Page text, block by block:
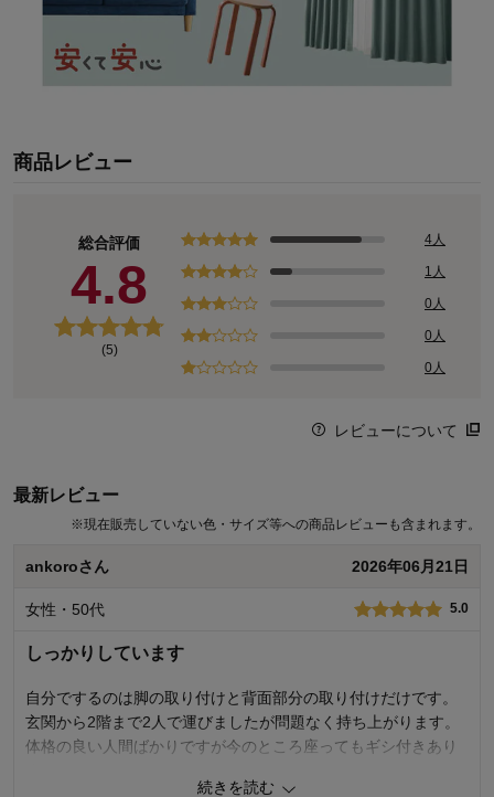
商品レビュー
総合評価
4.8
(5)
4人
1人
0人
0人
0人
レビューについて
最新レビュー
※現在販売していない色・サイズ等への商品レビューも含まれます。
ankoroさん 2026年06月21日
女性・50代 5.0
しっかりしています
自分でするのは脚の取り付けと背面部分の取り付けだけです。
玄関から2階まで2人で運びましたが問題なく持ち上がります。
体格の良い人間ばかりですが今のところ座ってもギシ付きあり
続きを読む